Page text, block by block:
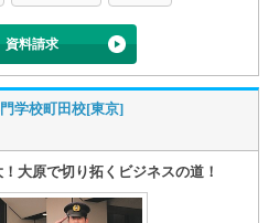
資料請求
学校町田校[東京]
大原で切り拓くビジネスの道！